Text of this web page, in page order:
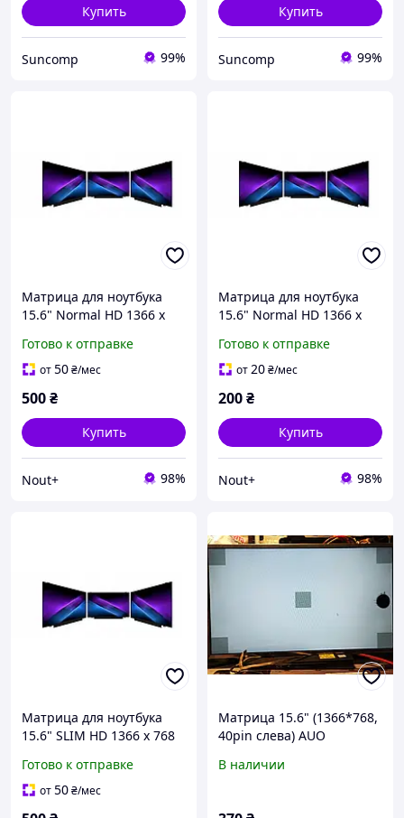
Купить
Suncomp 99%
Купить
Suncomp 99%
Матрица для ноутбука
15.6" Normal HD 1366 x
креплений) B класс
Готово к отправке
от50₴/мес
500₴
Купить
Nout+ 98%
Матрица для ноутбука
15.6" Normal HD 1366 x
креплений) C класс
Готово к отправке
от20₴/мес
200₴
Купить
Nout+ 98%
Матрица для ноутбука
15.6" SLIM HD 1366 x 768
креплениями) C класс
Готово к отправке
от50₴/мес
Матрица 15.6" (1366*768,
40pin слева) AUO
В наличии